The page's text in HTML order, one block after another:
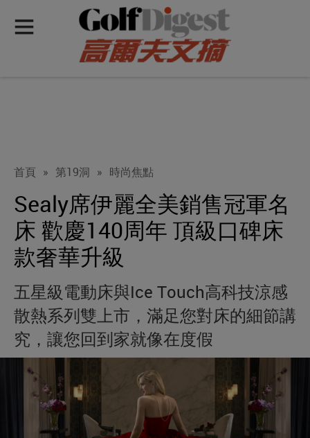
首頁 » 第19洞 » 時尚焦點
Sealy席伊麗全美銷售冠軍名
床 歡慶140周年 頂級口碑床
款奢華升級
五星級電動床與Ice Touch高科技涼感
散熱系列雙上市，滿足您對床的細節講
究，讓您回到家就像在度假